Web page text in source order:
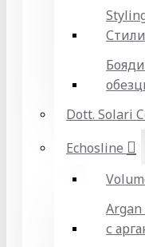
Dott. Solari
Echosline
с